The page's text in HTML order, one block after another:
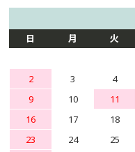
日
月 火
2
3 4
9
10 11
16
17 18
23
24 25